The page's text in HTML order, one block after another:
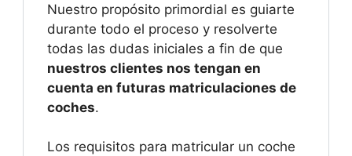
Nuestro propósito primordial es guiarte
durante todo el proceso y resolverte
todas las dudas iniciales a fin de que
nuestros clientes nos tengan en
cuenta en futuras matriculaciones de
coches.
Los requisitos para matricular un coche